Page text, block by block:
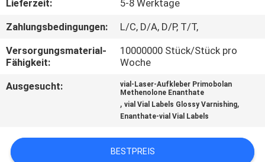
UNS
VERBINDUNG
NACHRICHTEN
FÄLLE
Lieferzeit:
5-8 Werktage
Zahlungsbedingungen:
L/C, D/A, D/P, T/T,
Versorgungsmaterial-
Fähigkeit:
10000000 Stück/Stück pro
Woche
Ausgesucht:
vial-Laser-Aufkleber Primobolan
Methenolone Enanthate
,vial Vial Labels Glossy Varnishing,
Enanthate-vial Vial Labels
BESTPREIS